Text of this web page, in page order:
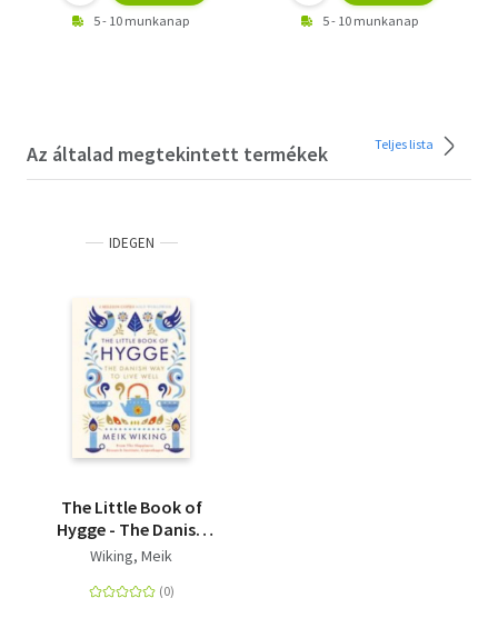
5 - 10 munkanap 5 - 10 munkanap
Az általad megtekintett termékek Teljes lista
IDEGEN
The Little Book of
Hygge - The Danish
Way to Live Well
Wiking, Meik